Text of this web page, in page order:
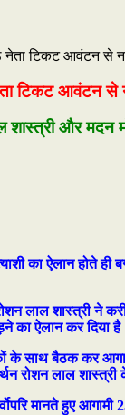
टिकट आवंटन से
और मदन
का ऐलान होते
लाल शास्त्री ने
का ऐलान कर दिया
साथ बैठक कर
रोशन लाल शास्त्री
मानते हुए